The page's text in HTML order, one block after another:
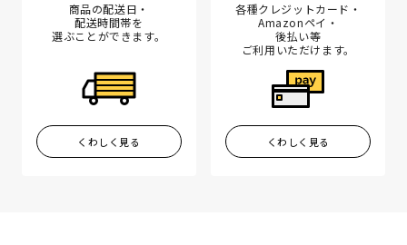
商品の配送日・
配送時間帯を
選ぶことができます。
くわしく見る
各種クレジットカード・
Amazonペイ・
後払い等
ご利用いただけます。
くわしく見る